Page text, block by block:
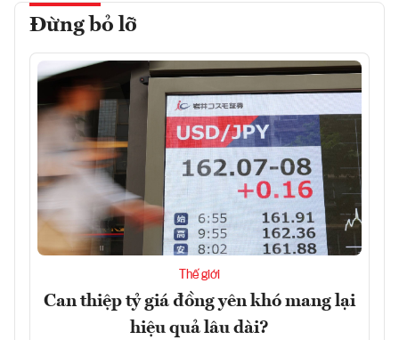
Đừng bỏ lỡ
Thế giới
Can thiệp tỷ giá đồng yên khó mang lại
hiệu quả lâu dài?